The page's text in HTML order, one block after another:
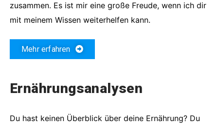
zusammen. Es ist mir eine große Freude, wenn ich dir
mit meinem Wissen weiterhelfen kann.
Mehr erfahren
Ernährungsanalysen
Du hast keinen Überblick über deine Ernährung? Du